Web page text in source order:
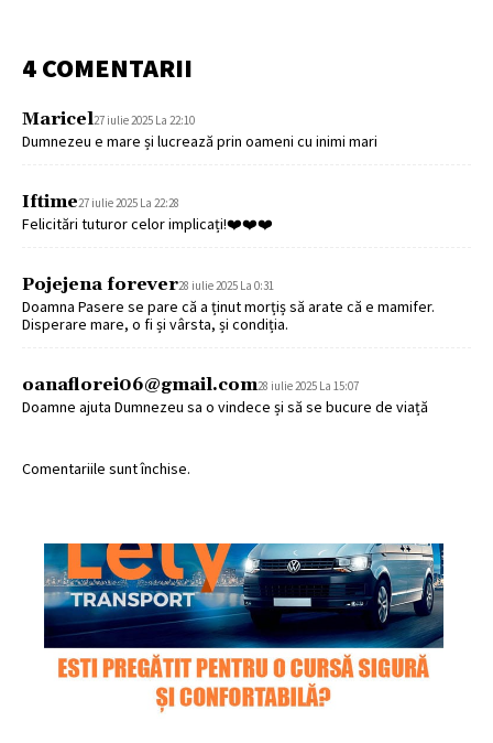
4 COMENTARII
Maricel27 iulie 2025 La 22:10
Dumnezeu e mare și lucrează prin oameni cu inimi mari
Iftime27 iulie 2025 La 22:28
Felicitări tuturor celor implicați!❤️❤️❤️
Pojejena forever28 iulie 2025 La 0:31
Doamna Pasere se pare că a ținut morțiș să arate că e mamifer.
Disperare mare, o fi și vârsta, și condiția.
oanaflorei06@gmail.com28 iulie 2025 La 15:07
Doamne ajuta Dumnezeu sa o vindece și să se bucure de viață
Comentariile sunt închise.